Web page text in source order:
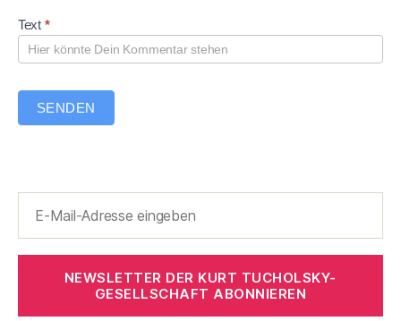
Text *
SENDEN
NEWSLETTER DER KURT TUCHOLSKY-
GESELLSCHAFT ABONNIEREN